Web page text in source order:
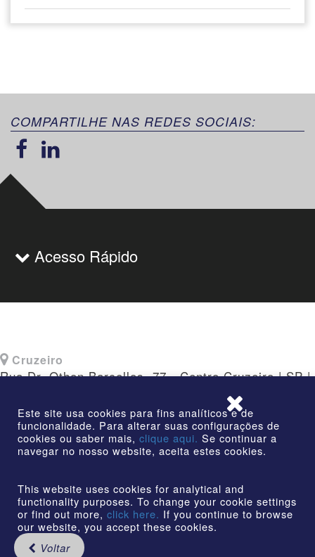
COMPARTILHE NAS REDES SOCIAIS:
Voltar
Acesso Rápido
Cruzeiro
Rua Dr. Othon Barcellos, 77 - Centro Cruzeiro | SP |
direitos reservados
Este site usa cookies para fins analíticos e de
funcionalidade. Para alterar suas configurações de
cookies ou saber mais, clique aqui. Se continuar a
navegar no nosso website, aceita estes cookies.
This website uses cookies for analytical and
functionality purposes. To change your cookie settings
or find out more, click here. If you continue to browse
our website, you accept these cookies.